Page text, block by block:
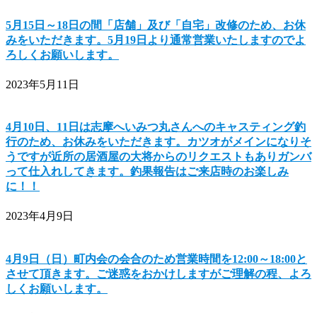
5月15日～18日の間「店舗」及び「自宅」改修のため、お休
みをいただきます。5月19日より通常営業いたしますのでよ
ろしくお願いします。
2023年5月11日
4月10日、11日は志摩へいみつ丸さんへのキャスティング釣
行のため、お休みをいただきます。カツオがメインになりそ
うですが近所の居酒屋の大将からのリクエストもありガンバ
って仕入れしてきます。釣果報告はご来店時のお楽しみ
に！！
2023年4月9日
4月9日（日）町内会の会合のため営業時間を12:00～18:00と
させて頂きます。ご迷惑をおかけしますがご理解の程、よろ
しくお願いします。